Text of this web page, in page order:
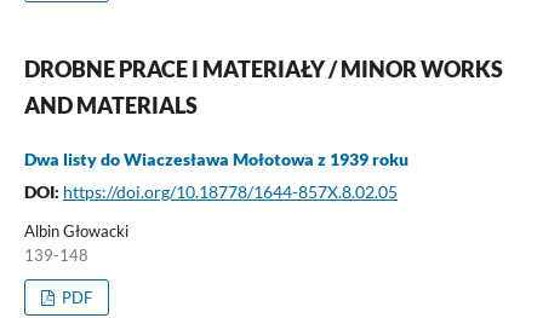
DROBNE PRACE I MATERIAŁY / MINOR WORKS
AND MATERIALS
Dwa listy do Wiaczesława Mołotowa z 1939 roku
DOI: https://doi.org/10.18778/1644-857X.8.02.05
Albin Głowacki
139-148
PDF